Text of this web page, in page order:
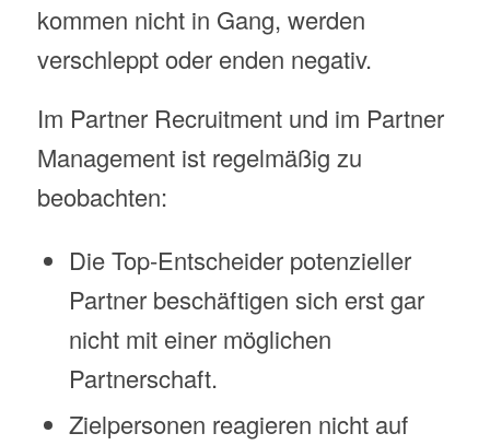
kommen nicht in Gang, werden
verschleppt oder enden negativ.
Im Partner Recruitment und im Partner
Management ist regelmäßig zu
beobachten:
Die Top-Entscheider potenzieller
Partner beschäftigen sich erst gar
nicht mit einer möglichen
Partnerschaft.
Zielpersonen reagieren nicht auf